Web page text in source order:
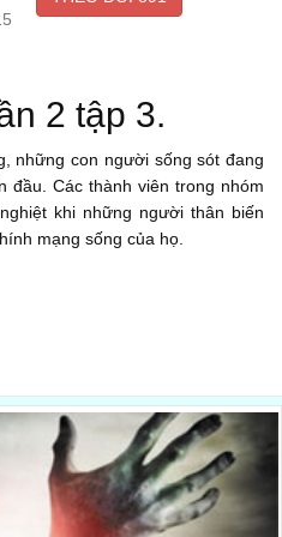
wait much longer.
chờ lâu hơn nữa.
be back.
thì anh ấy sẽ quay lại.
02:18
up.
02:26
Shane stole Kingsley's
2 tập 3.
những con người sống sót đang
Các thành viên trong nhóm
khi những người thân biến
mạng sống của họ.